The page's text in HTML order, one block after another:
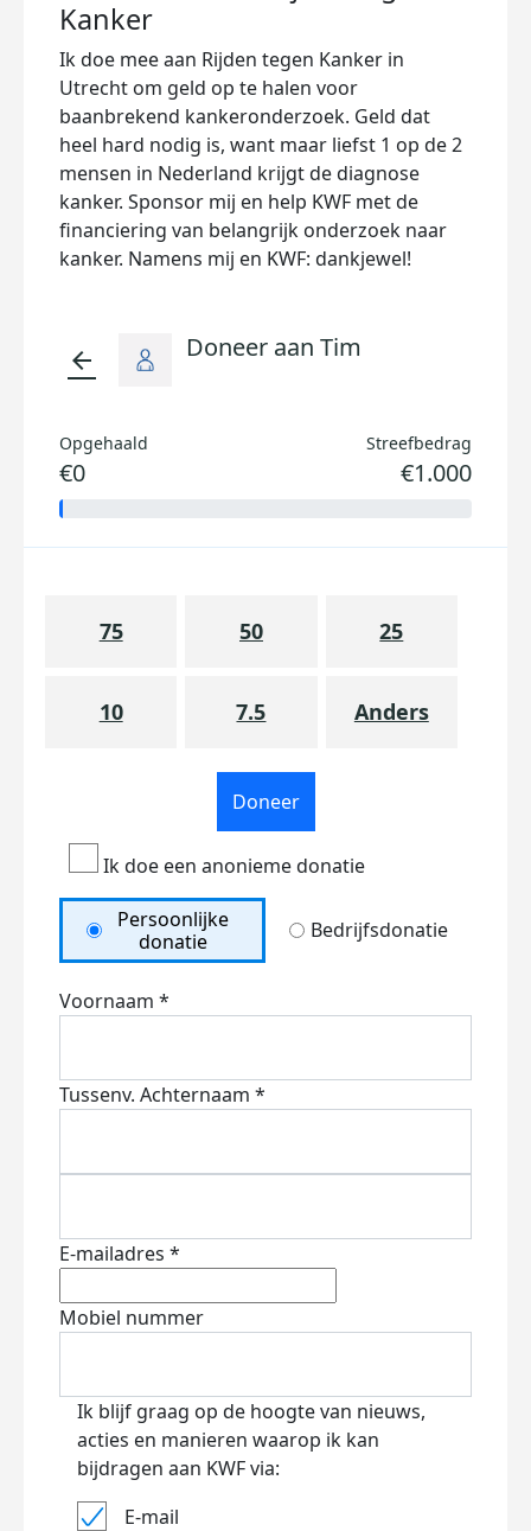
Kanker
Ik doe mee aan Rijden tegen Kanker in
Utrecht om geld op te halen voor
baanbrekend kankeronderzoek. Geld dat
heel hard nodig is, want maar liefst 1 op de 2
mensen in Nederland krijgt de diagnose
kanker. Sponsor mij en help KWF met de
financiering van belangrijk onderzoek naar
kanker. Namens mij en KWF: dankjewel!
arrow_back Doneer aan Tim
Opgehaald
€0
Streefbedrag
€1.000
75 50 25
10 7.5 Anders
Doneer
Ik doe een anonieme donatie
Persoonlijke
donatie
Bedrijfsdonatie
Voornaam *
Tussenv. Achternaam *
E-mailadres *
Mobiel nummer
Ik blijf graag op de hoogte van nieuws,
acties en manieren waarop ik kan
bijdragen aan KWF via:
E-mail